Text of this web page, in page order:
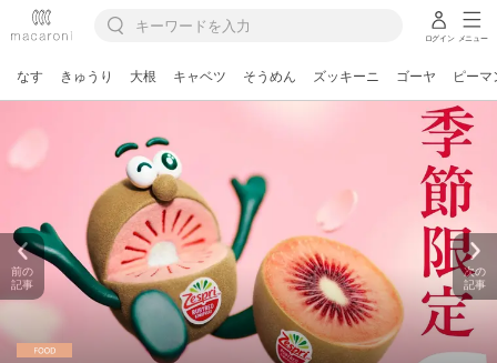
ログイン メニュー
なす きゅうり 大根 キャベツ そうめん ズッキーニ ゴーヤ ピーマ
前の
記事
次の
記事